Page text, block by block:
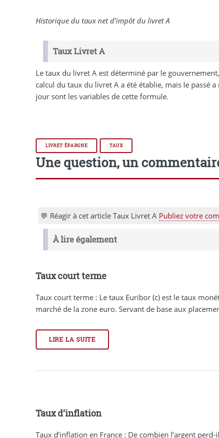
Historique du taux net d’impôt du livret A
Taux Livret A
Le taux du livret A est déterminé par le
calcul du taux du livret A a été établie, mais le passé
jour sont les variables de cette formule.
LIVRET ÉPARGNE TAUX
Une question, un
💬 Réagir à cet article Taux Livret A Publiez votre
À lire également
Taux court terme
Taux court terme : Le taux Euribor (c) est le taux
marché de la zone euro. Servant de base aux
LIRE LA SUITE
Taux d’inflation
Taux d’inflation en France : De combien l’argent